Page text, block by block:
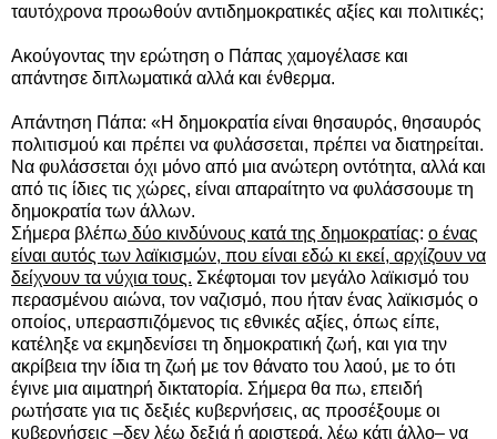
ταυτόχρονα προωθούν αντιδημοκρατικές αξίες και πολιτικές;
Ακούγοντας την ερώτηση ο Πάπας χαμογέλασε και
απάντησε διπλωματικά αλλά και ένθερμα.
Απάντηση Πάπα: «Η δημοκρατία είναι θησαυρός, θησαυρός
πολιτισμού και πρέπει να φυλάσσεται, πρέπει να διατηρείται.
Να φυλάσσεται όχι μόνο από μια ανώτερη οντότητα, αλλά και
από τις ίδιες τις χώρες, είναι απαραίτητο να φυλάσσουμε τη
δημοκρατία των άλλων.
Σήμερα βλέπω δύο κινδύνους κατά της δημοκρατίας: ο ένας
είναι αυτός των λαϊκισμών, που είναι εδώ κι εκεί, αρχίζουν να
δείχνουν τα νύχια τους. Σκέφτομαι τον μεγάλο λαϊκισμό του
περασμένου αιώνα, τον ναζισμό, που ήταν ένας λαϊκισμός ο
οποίος, υπερασπιζόμενος τις εθνικές αξίες, όπως είπε,
κατέληξε να εκμηδενίσει τη δημοκρατική ζωή, και για την
ακρίβεια την ίδια τη ζωή με τον θάνατο του λαού, με το ότι
έγινε μια αιματηρή δικτατορία. Σήμερα θα πω, επειδή
ρωτήσατε για τις δεξιές κυβερνήσεις, ας προσέξουμε οι
κυβερνήσεις –δεν λέω δεξιά ή αριστερά, λέω κάτι άλλο– να